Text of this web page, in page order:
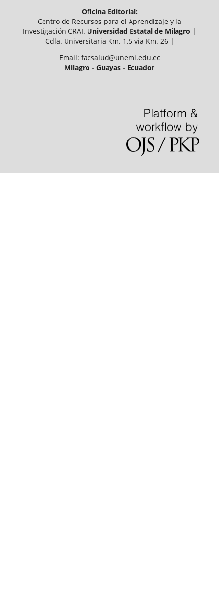
Oficina Editorial:
Centro de Recursos para el Aprendizaje y la
Investigación CRAI. Universidad Estatal de Milagro |
Cdla. Universitaria Km. 1.5 via Km. 26 |
Email: facsalud@unemi.edu.ec
Milagro - Guayas - Ecuador